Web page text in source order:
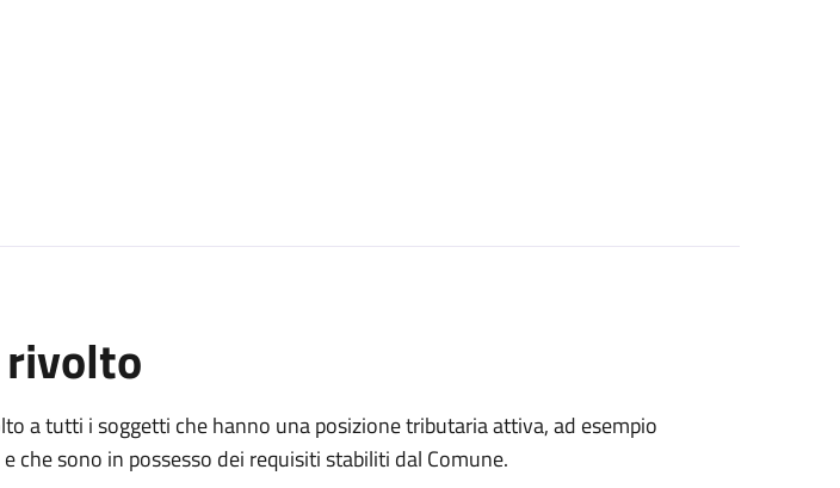
rivolto
a tutti i soggetti che hanno una posizione tributaria attiva, ad esempio
e che sono in possesso dei requisiti stabiliti dal Comune.